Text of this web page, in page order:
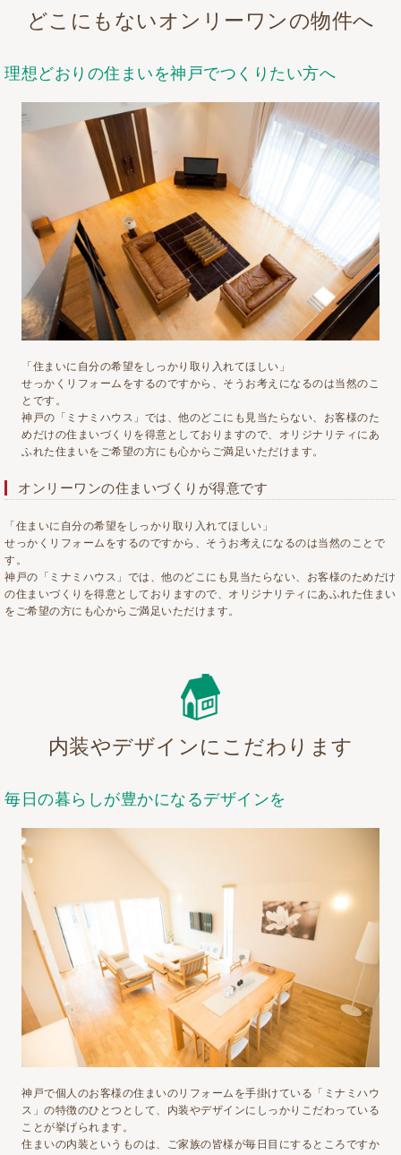
どこにもないオンリーワンの物件へ
理想どおりの住まいを神戸でつくりたい方へ
「住まいに自分の希望をしっかり取り入れてほしい」
せっかくリフォームをするのですから、そうお考えになるのは当然のこ
とです。
神戸の「ミナミハウス」では、他のどこにも見当たらない、お客様のた
めだけの住まいづくりを得意としておりますので、オリジナリティにあ
ふれた住まいをご希望の方にも心からご満足いただけます。
オンリーワンの住まいづくりが得意です
「住まいに自分の希望をしっかり取り入れてほしい」
せっかくリフォームをするのですから、そうお考えになるのは当然のことで
す。
神戸の「ミナミハウス」では、他のどこにも見当たらない、お客様のためだけ
の住まいづくりを得意としておりますので、オリジナリティにあふれた住まい
をご希望の方にも心からご満足いただけます。
内装やデザインにこだわります
毎日の暮らしが豊かになるデザインを
神戸で個人のお客様の住まいのリフォームを手掛けている「ミナミハウ
ス」の特徴のひとつとして、内装やデザインにしっかりこだわっている
ことが挙げられます。
住まいの内装というものは、ご家族の皆様が毎日目にするところですか